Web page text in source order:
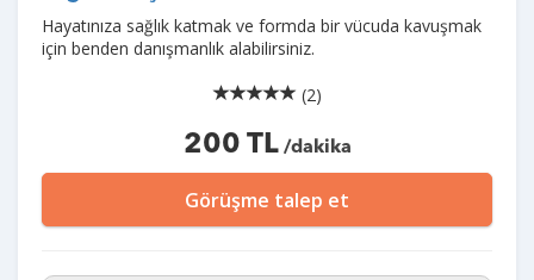
Hayatınıza sağlık katmak ve formda bir vücuda kavuşmak
için benden danışmanlık alabilirsiniz.
(2)
200 TL/dakika
Görüşme talep et